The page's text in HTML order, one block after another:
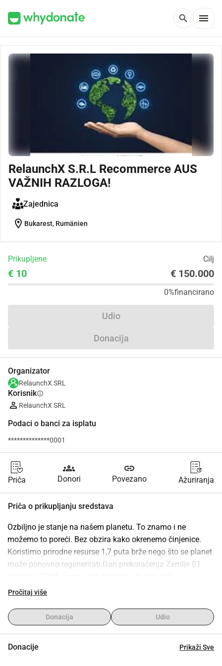
search menu
RelaunchX S.R.L Recommerce AUS
VAŽNIH RAZLOGA!
Zajednica
location_on Bukarest, Rumänien
Prikupljene Cilj
€ 10 € 150.000
0%financirano
Udio
Donacija
Organizator
RelaunchX SRL
Korisnikinfo
RelaunchX SRL
Podaci o banci za isplatu
**************0001
Priča
groups
Donori
link
Povezano Ažuriranja
Priča o prikupljanju sredstava
Ozbiljno je stanje na našem planetu. To znamo i ne
možemo to poreći. Bez obzira kako okrenemo činjenice.
Koristimo prirodne resurse 1,7 puta brže nego što se planet
može ponovno regenerirati.Dan prekoračenja Zemlje 01.
čovječanstvo je potrošilo toliko resursa koliko Zemlja može
je barem jedan dan kasnije u kalendaru. 1987. godine Dan
prekoračenja Zemlje zapravo je bio "tek" 19. prosinca.Re-
smanjuje potrebu za novom proizvodnjom i dobivanjem
Pročitaj više
Donacija Udio
Donacije Prikaži Sve